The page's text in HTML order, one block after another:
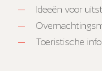
Ideeën voor
Toeristische